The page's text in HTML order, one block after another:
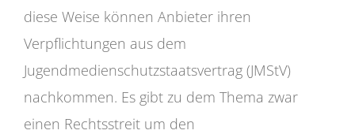
diese Weise können Anbieter ihren
Verpflichtungen aus dem
Jugendmedienschutzstaatsvertrag (JMStV)
nachkommen. Es gibt zu dem Thema zwar
einen Rechtsstreit um den